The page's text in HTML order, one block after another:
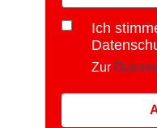
Ich
Zur